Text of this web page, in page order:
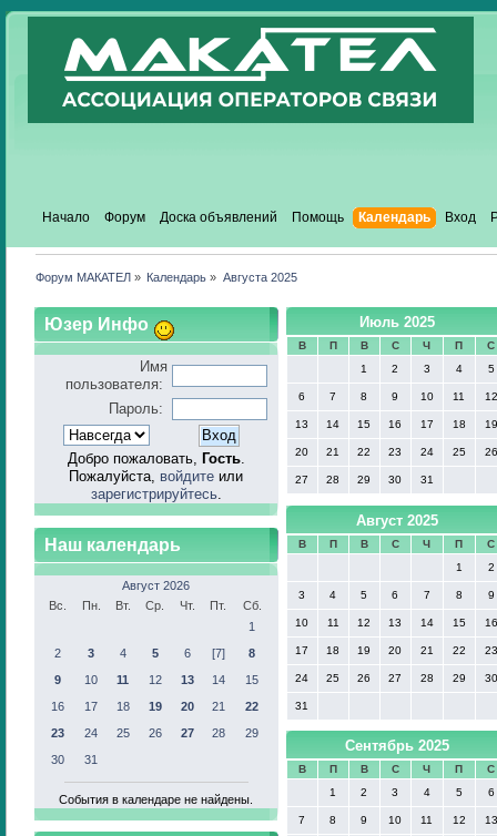
Начало Форум Доска объявлений Помощь Календарь Вход
Форум МАКАТЕЛ » Календарь » Августа 2025
Юзер Инфо
Имя
пользователя:
Пароль:
Добро пожаловать, Гость.
Пожалуйста, войдите или
зарегистрируйтесь.
Наш календарь
Август 2026
Вс.
Пн. Вт. Ср. Чт. Пт.
Сб.
1
2
3 4 5 6 [7]
8
9
10 11 12 13 14
15
16
17 18 19 20 21
22
23
24 25 26 27 28
29
30
31
События в календаре не найдены.
Июль 2025
В П В С Ч П
С
1
2 3 4 5
6 7 8 9 10 11 12
13 14 15 16 17 18 19
20 21 22 23 24 25 26
27 28 29 30 31
Август 2025
В П В С Ч П
С
1
2
3 4 5 6 7 8 9
10 11 12 13 14 15 16
17 18 19 20 21 22 23
24 25 26 27 28 29 30
31
Сентябрь 2025
В П В С Ч П
С
1
2 3 4 5 6
7 8 9 10 11 12 13